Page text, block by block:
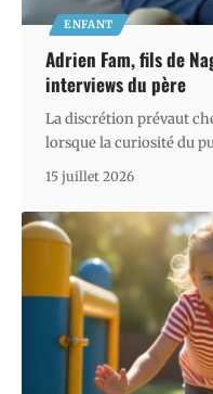
ENFANT
Adrien Fam, fils de
interviews du père
La discrétion prévaut
lorsque la curiosité du
15 juillet 2026